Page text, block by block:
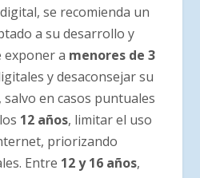
se recomienda un
a su desarrollo y
exponer a menores de 3
y desaconsejar su
, salvo en casos puntuales
12 años, limitar el uso
priorizando
Entre 12 y 16 años,